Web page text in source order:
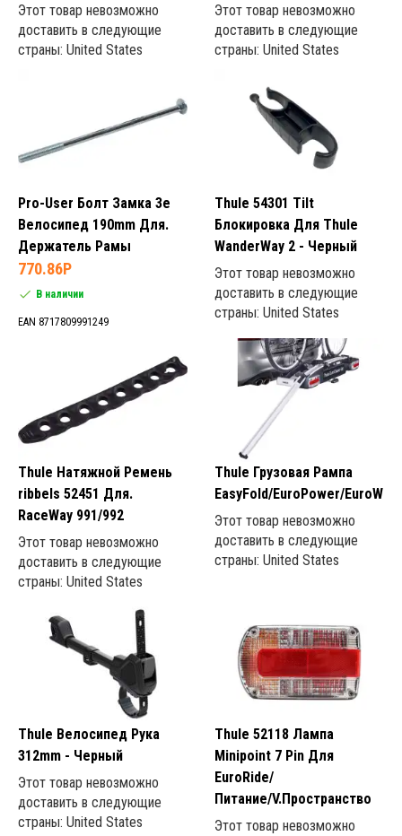
Этот товар невозможно
доставить в следующие
страны: United States
Этот товар невозможно
доставить в следующие
страны: United States
Pro-User Болт Замка 3e
Велосипед 190mm Для.
Держатель Рамы
770.86P
В наличии
EAN 8717809991249
Thule 54301 Tilt
Блокировка Для Thule
WanderWay 2 - Черный
Этот товар невозможно
доставить в следующие
страны: United States
Thule Натяжной Ремень
ribbels 52451 Для.
RaceWay 991/992
Этот товар невозможно
доставить в следующие
страны: United States
Thule Грузовая Рампа
EasyFold/EuroPower/
Этот товар невозможно
доставить в следующие
страны: United States
Thule Велосипед Рука
312mm - Черный
Этот товар невозможно
доставить в следующие
страны: United States
Thule 52118 Лампа
Minipoint 7 Pin Для
EuroRide/
Питание/V.Пространство
Этот товар невозможно